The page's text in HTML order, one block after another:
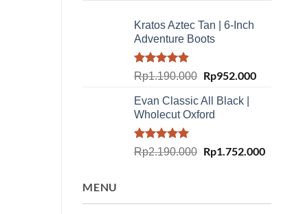
Kratos Aztec Tan | 6-Inch
Adventure Boots
Rated4.91
out of 5
Rp1.190.000 Original
was:
Rp1.190.000.
Rp952.000Current
Evan Classic All Black |
Wholecut Oxford
Rated5.00
out of 5
Rp2.190.000 Original
Rp1.752.000
MENU